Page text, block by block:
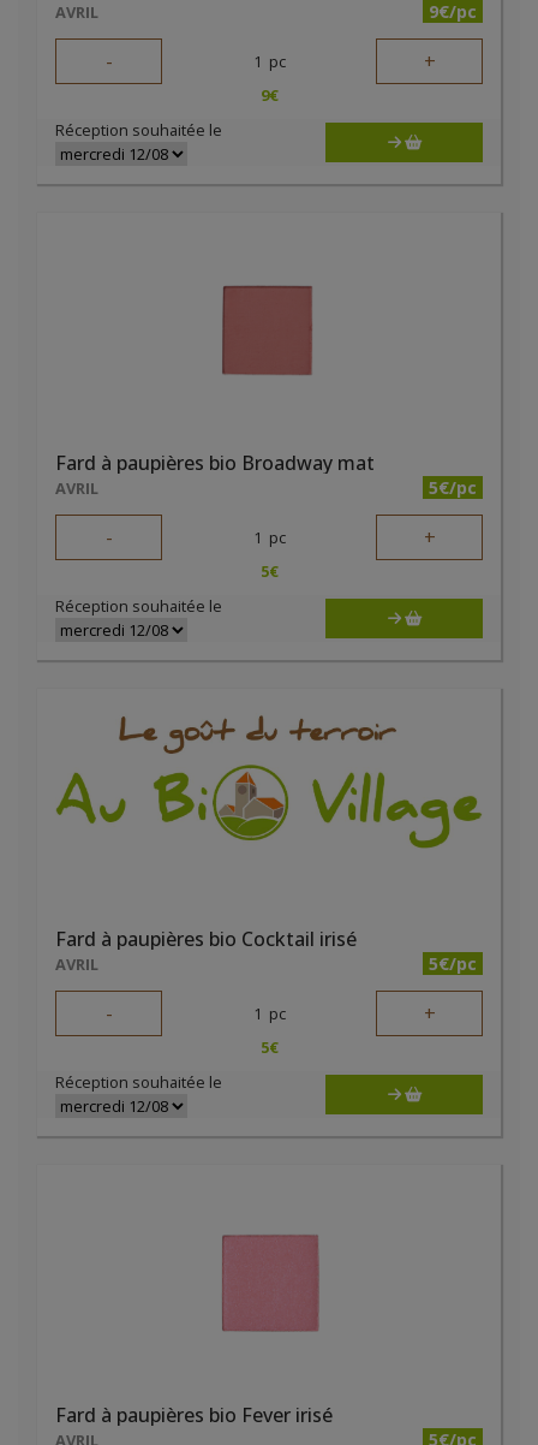
AVRIL 9€/pc
- 1 pc +
9€
Réception souhaitée le
Fard à paupières bio Broadway mat
AVRIL 5€/pc
- 1 pc +
5€
Réception souhaitée le
Fard à paupières bio Cocktail irisé
AVRIL 5€/pc
- 1 pc +
5€
Réception souhaitée le
Fard à paupières bio Fever irisé
AVRIL 5€/pc